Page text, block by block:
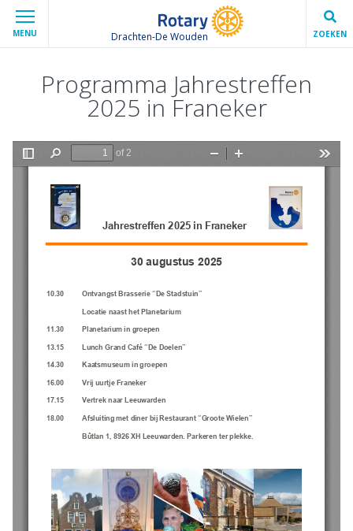
MENU Drachten-De Wouden ZOEKEN
Programma Jahrestreffen
2025 in Franeker